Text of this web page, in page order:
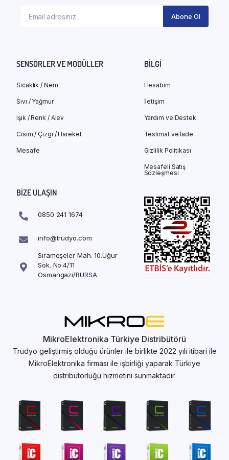
SENSÖRLER VE MODÜLLER
Sıcaklık / Nem
Sıvı / Yağmur
Işık / Renk / Alev
Cisim / Çizgi / Hareket
Mesafe
BILGI
Hesabım
İletişim
Yardım ve Destek
Teslimat ve İade
Gizlilik Politikası
Mesafeli Satış
Sözleşmesi
BIZE ULAŞIN
0850 241 1674
info@trudyo.com
Sırameşeler Mah. 10.Uğur
Sok. No:4/11
Osmangazi/BURSA
MikroElektronika Türkiye Distribütörü
Trudyo geliştirmiş olduğu ürünler ile birlikte 2022 yılı itibari ile
MikroElektronika firması ile işbirliği yaparak Türkiye
distribütörlüğü hizmetini sunmaktadır.